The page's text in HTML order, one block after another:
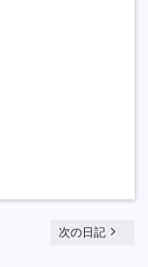
次の日記 navigate_next